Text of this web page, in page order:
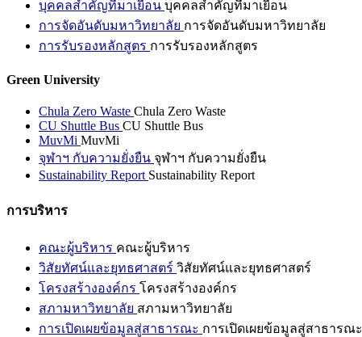
บุคคลสำคัญที่มาเยือน บุคคลสำคัญที่มาเยือน
การจัดอันดับมหาวิทยาลัย การจัดอันดับมหาวิทยาลัย
การรับรองหลักสูตร การรับรองหลักสูตร
Green University
Chula Zero Waste Chula Zero Waste
CU Shuttle Bus CU Shuttle Bus
MuvMi MuvMi
จุฬาฯ กับความยั่งยืน จุฬาฯ กับความยั่งยืน
Sustainability Report Sustainability Report
การบริหาร
คณะผู้บริหาร คณะผู้บริหาร
วิสัยทัศน์และยุทธศาสตร์ วิสัยทัศน์และยุทธศาสตร์
โครงสร้างองค์กร โครงสร้างองค์กร
สภามหาวิทยาลัย สภามหาวิทยาลัย
การเปิดเผยข้อมูลสู่สาธารณะ การเปิดเผยข้อมูลสู่สาธารณะ